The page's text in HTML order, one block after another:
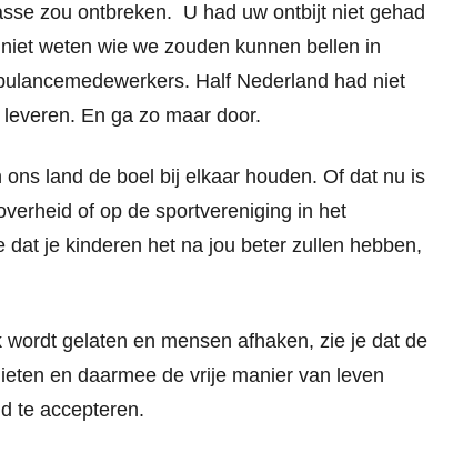
zou ontbreken. U had uw ontbijt niet gehad
weten wie we zouden kunnen bellen in
Half Nederland had niet
En ga zo maar door.
land de boel bij elkaar houden. Of dat nu is
of op de sportvereniging in het
je kinderen het na jou beter zullen hebben,
gelaten en mensen afhaken, zie je dat de
en daarmee de vrije manier van leven
te accepteren.